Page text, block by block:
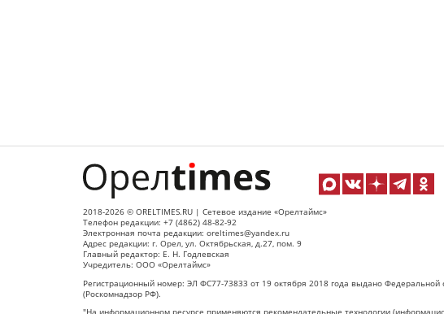
2018-2026 © ORELTIMES.RU | Сетевое издание «Орелтаймс»
Телефон редакции: +7 (4862) 48-82-92
Электронная почта редакции: oreltimes@yandex.ru
Адрес редакции: г. Орел, ул. Октябрьская, д.27, пом. 9
Главный редактор: Е. Н. Годлевская
Учредитель: ООО «Орелтаймс»
Регистрационный номер: ЭЛ ФС77-73833 от 19 октября 2018 года выдано
(Роскомнадзор РФ).